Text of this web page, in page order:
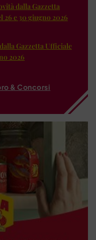
dalla Gazzetta
26 e 30 giugno 2026
Gazzetta Ufficiale
2026
& Concorsi